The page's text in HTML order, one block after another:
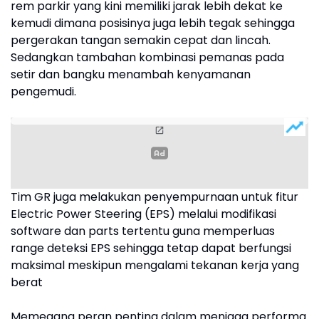
rem parkir yang kini memiliki jarak lebih dekat ke
kemudi dimana posisinya juga lebih tegak sehingga
pergerakan tangan semakin cepat dan lincah.
Sedangkan tambahan kombinasi pemanas pada
setir dan bangku menambah kenyamanan
pengemudi.
Tim GR juga melakukan penyempurnaan untuk fitur
Electric Power Steering (EPS) melalui modifikasi
software dan parts tertentu guna memperluas
range deteksi EPS sehingga tetap dapat berfungsi
maksimal meskipun mengalami tekanan kerja yang
berat